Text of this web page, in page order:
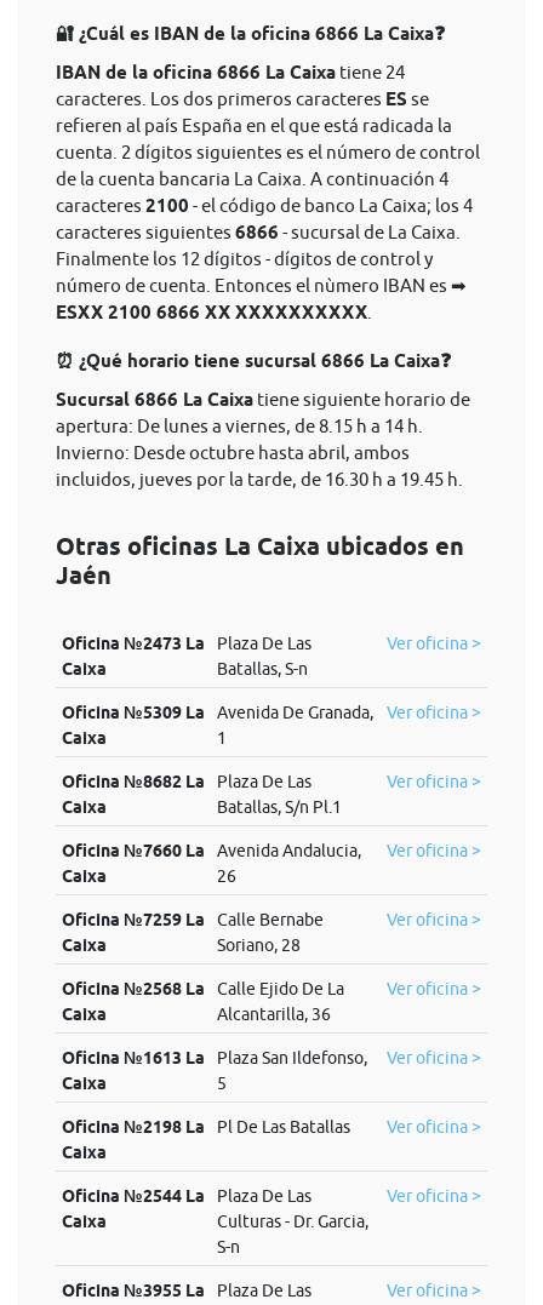
🔐 ¿Cuál es IBAN de la oficina 6866 La Caixa❓
IBAN de la oficina 6866 La Caixa tiene 24
caracteres. Los dos primeros caracteres ES se
refieren al país España en el que está radicada la
cuenta. 2 dígitos siguientes es el número de control
de la cuenta bancaria La Caixa. A continuación 4
caracteres 2100 - el código de banco La Caixa; los 4
caracteres siguientes 6866 - sucursal de La Caixa.
Finalmente los 12 dígitos - dígitos de control y
número de cuenta. Entonces el nùmero IBAN es ➡
ESXX 2100 6866 XX XXXXXXXXXX
⏰ ¿Qué horario tiene sucursal 6866 La Caixa❓
Sucursal 6866 La Caixa tiene siguiente horario de
apertura: De lunes a viernes, de 8.15 h a 14 h.
Invierno: Desde octubre hasta abril, ambos
incluidos, jueves por la tarde, de 16.30 h a 19.45 h.
Otras oficinas La Caixa ubicados en
Jaén
Oficina №2473 La
Caixa
Plaza De Las
Batallas, S-n
Ver oficina >
Oficina №5309 La
Caixa
Avenida De Granada,
1
Ver oficina >
Oficina №8682 La
Caixa
Plaza De Las
Batallas, S/n Pl.1
Ver oficina >
Oficina №7660 La
Caixa
Avenida Andalucia,
26
Ver oficina >
Oficina №7259 La
Caixa
Calle Bernabe
Soriano, 28
Ver oficina >
Oficina №2568 La
Caixa
Calle Ejido De La
Alcantarilla, 36
Ver oficina >
Oficina №1613 La
Caixa
Plaza San Ildefonso,
5
Ver oficina >
Oficina №2198 La
Caixa
Pl De Las Batallas Ver oficina >
Oficina №2544 La
Caixa
Plaza De Las
Culturas - Dr. Garcia,
S-n
Ver oficina >
Oficina №3955 La
Plaza De Las
Ver oficina >